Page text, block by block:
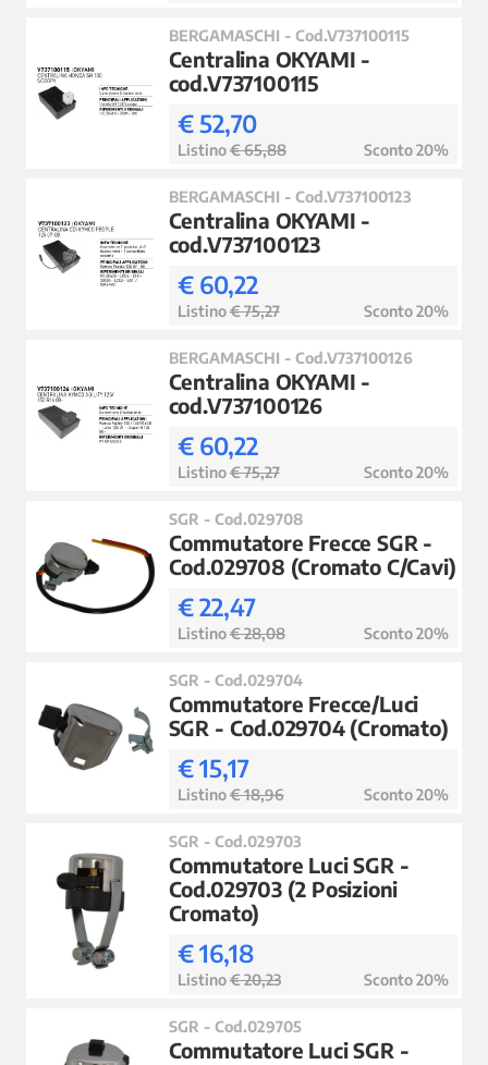
BERGAMASCHI - Cod.V737100115
Centralina OKYAMI -
cod.V737100115
€ 52,70
Listino€ 65,88 Sconto 20%
BERGAMASCHI - Cod.V737100123
Centralina OKYAMI -
cod.V737100123
€ 60,22
Listino€ 75,27 Sconto 20%
BERGAMASCHI - Cod.V737100126
Centralina OKYAMI -
cod.V737100126
€ 60,22
Listino€ 75,27 Sconto 20%
SGR - Cod.029708
Commutatore Frecce SGR -
Cod.029708 (Cromato C/Cavi)
€ 22,47
Listino€ 28,08 Sconto 20%
SGR - Cod.029704
Commutatore Frecce/Luci
SGR - Cod.029704 (Cromato)
€ 15,17
Listino€ 18,96 Sconto 20%
SGR - Cod.029703
Commutatore Luci SGR -
Cod.029703 (2 Posizioni
Cromato)
€ 16,18
Listino€ 20,23 Sconto 20%
SGR - Cod.029705
Commutatore Luci SGR -